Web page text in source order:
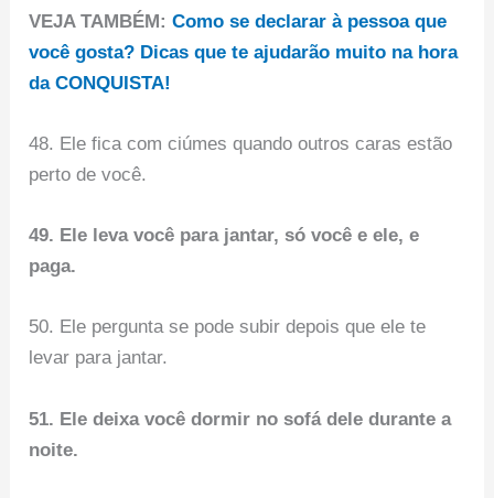
VEJA TAMBÉM:Como se declarar à pessoa que
você gosta? Dicas que te ajudarão muito na hora
da CONQUISTA!
48. Ele fica com ciúmes quando outros caras estão
perto de você.
49. Ele leva você para jantar, só você e ele, e
paga.
50. Ele pergunta se pode subir depois que ele te
levar para jantar.
51. Ele deixa você dormir no sofá dele durante a
noite.